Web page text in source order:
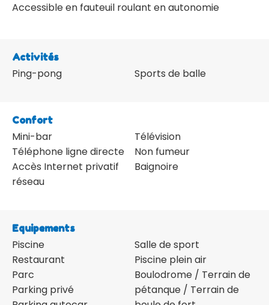
Accessible en fauteuil roulant en autonomie
Activités
Ping-pong Sports de balle
Confort
Mini-bar
Téléphone ligne directe
Accès Internet privatif
réseau
Télévision
Non fumeur
Baignoire
Equipements
Piscine
Restaurant
Parc
Parking privé
Salle de sport
Piscine plein air
Boulodrome / Terrain de
pétanque / Terrain de